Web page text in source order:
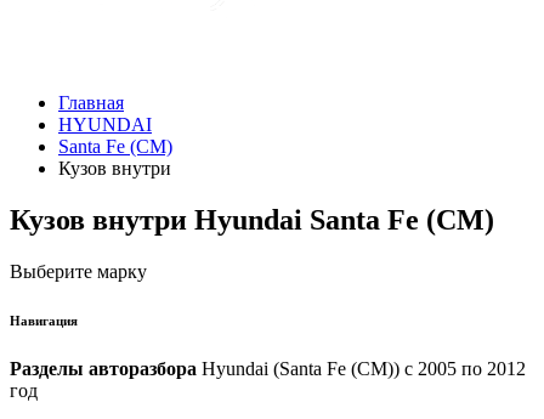
Главная
HYUNDAI
Santa Fe (CM)
Кузов внутри
Кузов внутри Hyundai Santa Fe (CM)
Выберите марку
Навигация
Разделы авторазбора Hyundai (Santa Fe (CM)) с 2005 по 2012
год